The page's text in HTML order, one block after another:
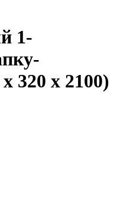
1-
320 x 2100)